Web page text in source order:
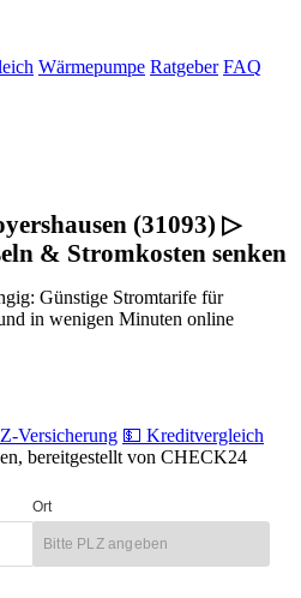
Wärmepumpe Ratgeber FAQ
(31093) ▷
& Stromkosten senken
Günstige Stromtarife für
in wenigen Minuten online
Versicherung 💵 Kreditvergleich
bereitgestellt von CHECK24